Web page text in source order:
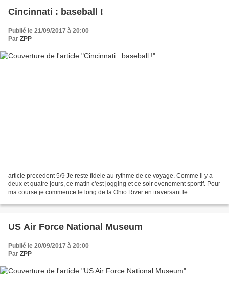
Cincinnati : baseball !
Publié le 21/09/2017 à 20:00
Par ZPP
article precedent 5/9 Je reste fidele au rythme de ce voyage. Comme il y a
deux et quatre jours, ce matin c'est jogging et ce soir evenement sportif. Pour
ma course je commence le long de la Ohio River en traversant le
US Air Force National Museum
Publié le 20/09/2017 à 20:00
Par ZPP